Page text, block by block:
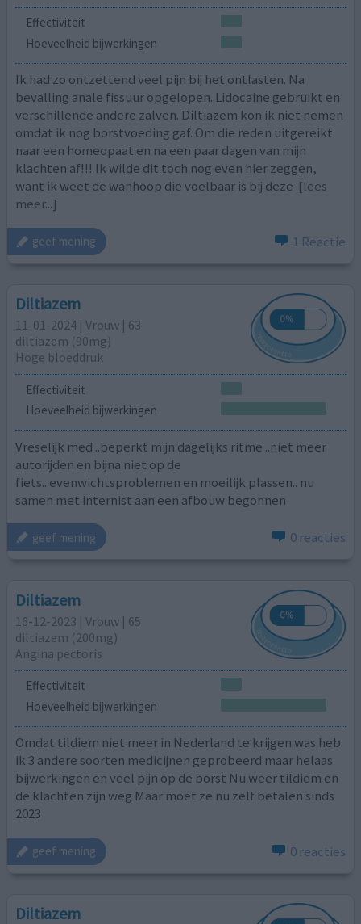
Effectiviteit
Hoeveelheid bijwerkingen
Ik had zo ontzettend veel pijn bij het ontlasten. Na
bevalling anale fissuur opgelopen. Lidocaine gebruikt en
verschillende andere zalven. Diltiazem kon ik niet nemen
omdat ik nog borstvoeding gaf. Om die reden uitgereikt
naar een homeopaat en na een paar dagen van mijn
klachten af!!! Ik wilde dit toch nog even hier zeggen,
want ik weet de wanhoop die voelbaar is bij deze [lees
meer...]
geef mening 1 Reactie
Diltiazem
11-01-2024 | Vrouw | 63
diltiazem (90mg)
Hoge bloeddruk
Effectiviteit
Hoeveelheid bijwerkingen
Vreselijk med ..beperkt mijn dagelijks ritme ..niet meer
autorijden en bijna niet op de
fiets...evenwichtsproblemen en moeilijk plassen.. nu
samen met internist aan een afbouw begonnen
geef mening 0 reacties
Diltiazem
16-12-2023 | Vrouw | 65
diltiazem (200mg)
Angina pectoris
Effectiviteit
Hoeveelheid bijwerkingen
Omdat tildiem niet meer in Nederland te krijgen was heb
ik 3 andere soorten medicijnen geprobeerd maar helaas
bijwerkingen en veel pijn op de borst Nu weer tildiem en
de klachten zijn weg Maar moet ze nu zelf betalen sinds
2023
geef mening 0 reacties
Diltiazem